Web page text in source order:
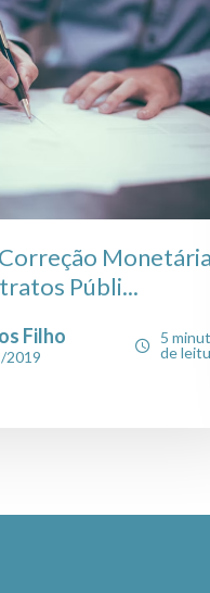
Monetária
Públi...
Filho
2019
5
de